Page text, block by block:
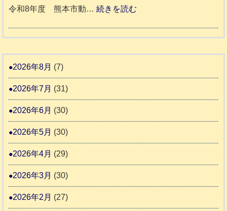
日
1
支
告
ッ
か
す
令和8年度 熊本市動…続きを読む
和
度
本
物
推
2026年8月 (7)
2026年7月 (31)
2026年6月 (30)
2026年5月 (30)
2026年4月 (29)
2026年3月 (30)
2026年2月 (27)